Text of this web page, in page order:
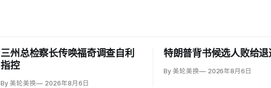
三州总检察长传唤福奇调查自利
指控
By 美轮美换 2026年8月6日
特朗普背书候选人败给
By 美轮美换 2026年8月6日